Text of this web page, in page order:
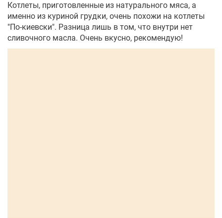
Котлеты, приготовленные из натурального мяса, а
именно из куриной грудки, очень похожи на котлеты
"По-киевски". Разница лишь в том, что внутри нет
сливочного масла. Очень вкусно, рекомендую!